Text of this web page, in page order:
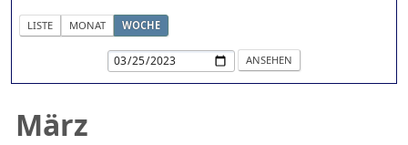
LISTE MONAT WOCHE
März